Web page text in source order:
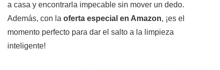
a casa y encontrarla impecable sin mover un dedo.
Además, con la oferta especial en Amazon, ¡es el
momento perfecto para dar el salto a la limpieza
inteligente!